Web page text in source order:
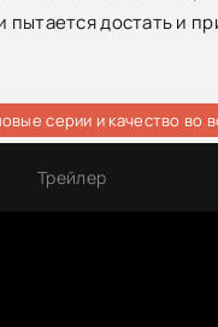
достать и
серии и качество во
Трейлер